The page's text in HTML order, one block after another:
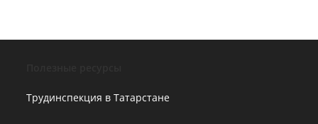
Трудинспекция в Татарстане